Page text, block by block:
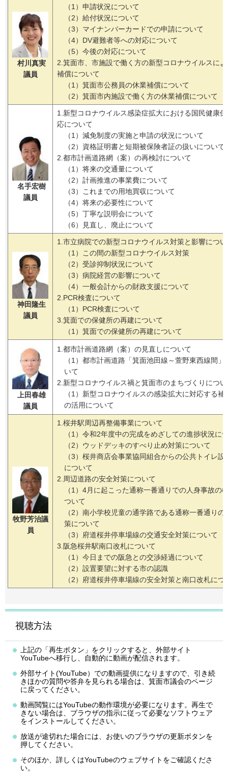
村川真実
議員
（1）申請状況について
（2）給付状況について
（3）マイナンバーカードでの申請について
（4）DV避難者等への対応について
（5）今後の対応について
2.箕面市、市施設で働く方の新型コロナウイルスに
補償について
（1）箕面市公務員の休業補償について
（2）箕面市内施設で働く方の休業補償について
名手宏樹
議員
1.新型コロナウイルス感染症拡大における国民健康
応について
（1）減免制度の実施と申請の状況について
（2）資格証明書と短期被保険者証の扱いについて
2.都市計画道路網（案）の再検討について
（1）将来の交通量について
（2）計画推進の事業費について
（3）これまでの用地買収について
（4）将来の必要性について
（5）丁寧な説明会について
（6）見直し、廃止について
神田隆生
議員
1.市立病院での新型コロナウイルス対策と影響につ
（1）この間の新型コロナウイルス対策
（2）受診抑制状況について
（3）病院経営の影響について
（4）一般会計からの財政支援について
2.PCR検査について
（1）PCR検査について
3.箕面での保健所の再建について
（1）箕面での保健所の再建について
上田春雄
議員
1.都市計画道路網（案）の見直しについて
（1）都市計画道路「箕面池田線～萱野東西線間」
いて
2.新型コロナウイルス禍と箕面市のまちづくりにつ
（1）新型コロナウイルスの感染拡大に対応する補
の活用について
牧野芳治議
員
1.桜井駅周辺再整備事業について
（1）令和2年度中の完成をめざしての進捗状況に
（2）ウッドデッキのすべり止め対策について
（3）桜井商店会事業協同組合からの公共トイレ設
について
2.周辺道路の安全対策について
（1）4月に起こった通称一番通りでの人身事故の
ついて
（2）南小学校児童の通学路である通称一番通りの
策について
（3）府道桜井停車場線の交通安全対策について
3.阪急桜井駅南口改札について
（1）今日までの阪急との交渉経過について
（2）設置要望に対する市の認識
（2）府道桜井停車場線の安全対策と南口改札につ
視聴方法
上記の「再生ボタン」をクリックすると、外部サイト
YouTubeへ移行し、自動的に動画が配信されます。
外部サイト(YouTube）での動画提供になりますので、引き続
きほかの質問や答弁を見られる場合は、箕面市議会のページ
に戻ってください。
動画閲覧にはYouTubeの動作環境が必要になります。再生で
きない場合は、ブラウザの指示に従って必要なソフトウェア
をインストールしてください。
放送が途切れた場合には、お使いのブラウザの更新ボタンを
押してください。
そのほか、詳しくはYouTubeのウェブサイトをご確認くださ
い。